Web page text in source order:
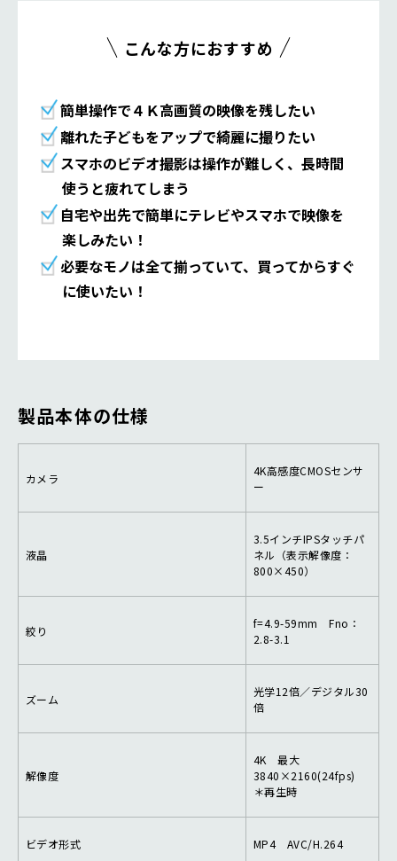
こんな方におすすめ
簡単操作で４Ｋ高画質の映像を残したい
離れた子どもをアップで綺麗に撮りたい
スマホのビデオ撮影は操作が難しく、長時間
使うと疲れてしまう
自宅や出先で簡単にテレビやスマホで映像を
楽しみたい！
必要なモノは全て揃っていて、買ってからすぐ
に使いたい！
製品本体の仕様
カメラ
4K高感度CMOSセンサ
ー
液晶
3.5インチIPSタッチパ
ネル（表示解像度：
800×450）
絞り
f=4.9-59mm Fno：
2.8-3.1
ズーム
光学12倍／デジタル30
倍
解像度
4K 最大
3840×2160(24fps)
＊再生時
ビデオ形式 MP4 AVC/H.264